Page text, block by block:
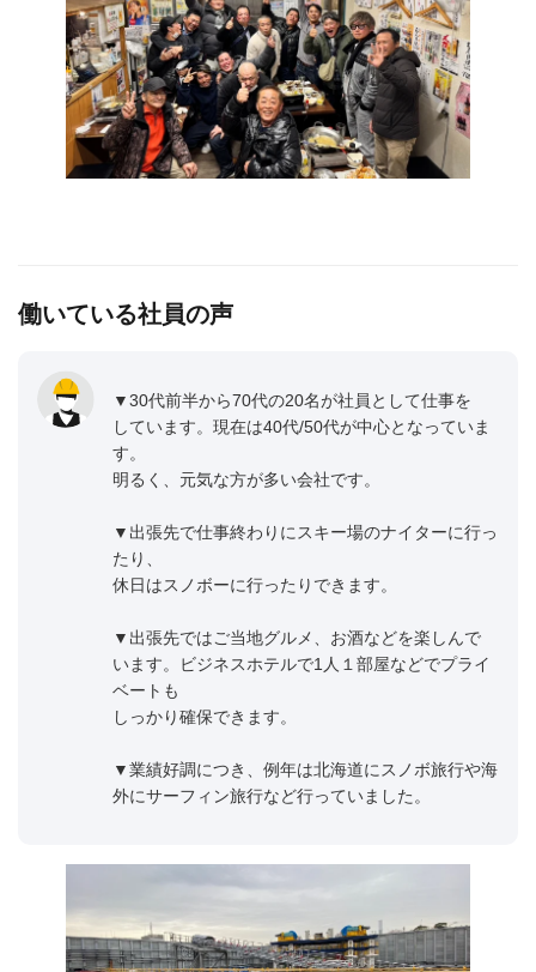
働いている社員の声
▼30代前半から70代の20名が社員として仕事を
しています。現在は40代/50代が中心となっていま
す。
明るく、元気な方が多い会社です。
▼出張先で仕事終わりにスキー場のナイターに行っ
たり、
休日はスノボーに行ったりできます。
▼出張先ではご当地グルメ、お酒などを楽しんで
います。ビジネスホテルで1人１部屋などでプライ
ベートも
しっかり確保できます。
▼業績好調につき、例年は北海道にスノボ旅行や海
外にサーフィン旅行など行っていました。